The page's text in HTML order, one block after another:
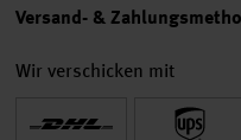
Versand- &
Wir verschicken mit